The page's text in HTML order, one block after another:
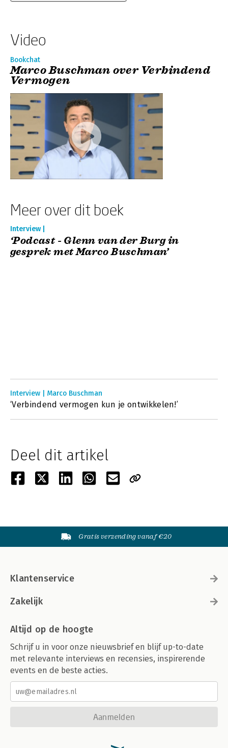
Video
Bookchat
Marco Buschman over Verbindend
Vermogen
Meer over dit boek
Interview |
‘Podcast - Glenn van der Burg in
gesprek met Marco Buschman’
Interview | Marco Buschman
‘Verbindend vermogen kun je ontwikkelen!’
Deel dit artikel
Gratis verzending vanaf €20
Klantenservice
Zakelijk
Altijd op de hoogte
Schrijf u in voor onze nieuwsbrief en blijf up-to-date
met relevante interviews en recensies, inspirerende
events en de beste acties.
Aanmelden